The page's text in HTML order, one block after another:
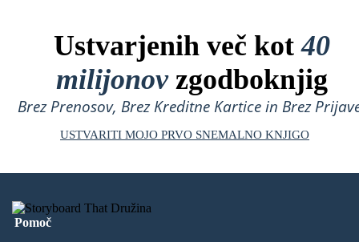
Ustvarjenih več kot40
milijonovzgodboknjig
Brez Prenosov, Brez Kreditne Kartice in Brez
USTVARITI MOJO PRVO SNEMALNO KNJIGO
Pomoč